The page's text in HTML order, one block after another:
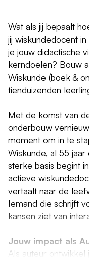
Wat als jij bepaalt
jij wiskundedocent
je jouw didactische
kerndoelen? Bouw
Wiskunde (boek &
tienduizenden
Met de komst van
onderbouw
moment om in te
Wiskunde, al 55
sterke basis begint
actieve
vertaalt naar de
Iemand die schrijft
kansen ziet van
Jouw impact als
Als auteur ontwikkel